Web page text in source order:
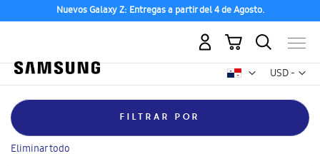
Nuevos Galaxy Z: Entregas a partir del 4 de Agosto.
USD -
dólar
Mi carrito
FILTRAR POR
este
artículo
Eliminar todo